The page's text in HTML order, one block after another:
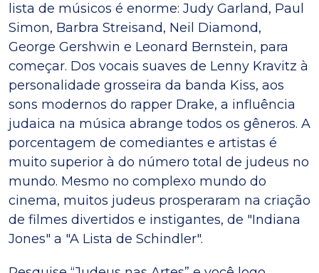
lista de músicos é enorme: Judy Garland, Paul
Simon, Barbra Streisand, Neil Diamond,
George Gershwin e Leonard Bernstein, para
começar. Dos vocais suaves de Lenny Kravitz à
personalidade grosseira da banda Kiss, aos
sons modernos do rapper Drake, a influência
judaica na música abrange todos os gêneros. A
porcentagem de comediantes e artistas é
muito superior à do número total de judeus no
mundo. Mesmo no complexo mundo do
cinema, muitos judeus prosperaram na criação
de filmes divertidos e instigantes, de "Indiana
Jones" a "A Lista de Schindler".